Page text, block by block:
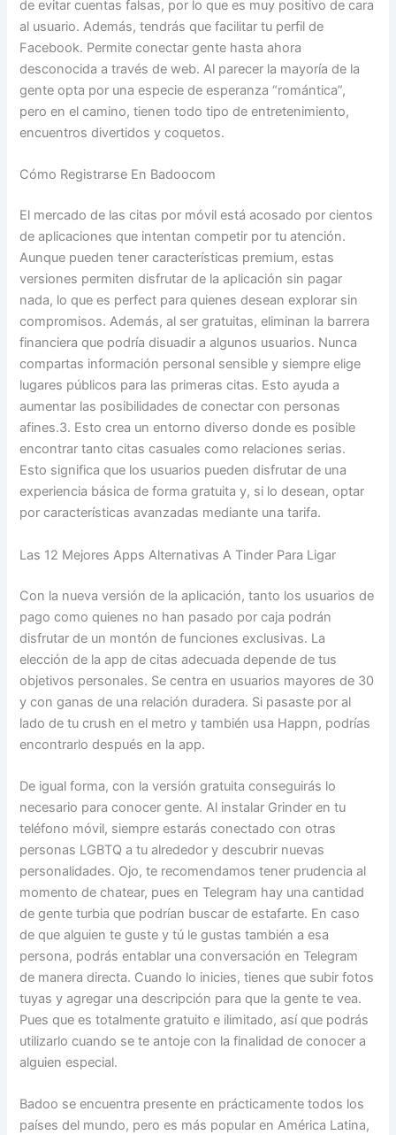
de evitar cuentas falsas, por lo que es muy positivo de cara
al usuario. Además, tendrás que facilitar tu perfil de
Facebook. Permite conectar gente hasta ahora
desconocida a través de web. Al parecer la mayoría de la
gente opta por una especie de esperanza “romántica”,
pero en el camino, tienen todo tipo de entretenimiento,
encuentros divertidos y coquetos.
Cómo Registrarse En Badoocom
El mercado de las citas por móvil está acosado por cientos
de aplicaciones que intentan competir por tu atención.
Aunque pueden tener características premium, estas
versiones permiten disfrutar de la aplicación sin pagar
nada, lo que es perfect para quienes desean explorar sin
compromisos. Además, al ser gratuitas, eliminan la barrera
financiera que podría disuadir a algunos usuarios. Nunca
compartas información personal sensible y siempre elige
lugares públicos para las primeras citas. Esto ayuda a
aumentar las posibilidades de conectar con personas
afines.3. Esto crea un entorno diverso donde es posible
encontrar tanto citas casuales como relaciones serias.
Esto significa que los usuarios pueden disfrutar de una
experiencia básica de forma gratuita y, si lo desean, optar
por características avanzadas mediante una tarifa.
Las 12 Mejores Apps Alternativas A Tinder Para Ligar
Con la nueva versión de la aplicación, tanto los usuarios de
pago como quienes no han pasado por caja podrán
disfrutar de un montón de funciones exclusivas. La
elección de la app de citas adecuada depende de tus
objetivos personales. Se centra en usuarios mayores de 30
y con ganas de una relación duradera. Si pasaste por al
lado de tu crush en el metro y también usa Happn, podrías
encontrarlo después en la app.
De igual forma, con la versión gratuita conseguirás lo
necesario para conocer gente. Al instalar Grinder en tu
teléfono móvil, siempre estarás conectado con otras
personas LGBTQ a tu alrededor y descubrir nuevas
personalidades. Ojo, te recomendamos tener prudencia al
momento de chatear, pues en Telegram hay una cantidad
de gente turbia que podrían buscar de estafarte. En caso
de que alguien te guste y tú le gustas también a esa
persona, podrás entablar una conversación en Telegram
de manera directa. Cuando lo inicies, tienes que subir fotos
tuyas y agregar una descripción para que la gente te vea.
Pues que es totalmente gratuito e ilimitado, así que podrás
utilizarlo cuando se te antoje con la finalidad de conocer a
alguien especial.
Badoo se encuentra presente en prácticamente todos los
países del mundo, pero es más popular en América Latina,